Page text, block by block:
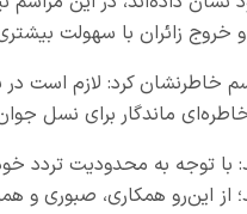
خروج زائران با سهولت
خاطرنشان کرد: لازم است در
ماندگار برای نسل
با توجه به محدودیت تردد
از این‌رو همکاری، صبوری و